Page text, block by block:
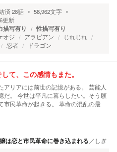
済28話 58,962文字
更新
描写有り 性描写有り
オジ アラビアン
じれじれ
忍者 ドラゴン
て、この感情もまた。
アリアには前世の記憶がある。 芸能人
だ。 今世は平凡に暮らしたい。そう願
市民革命が起きる。 革命の混乱の最
は恋と市民革命に巻き込まれる ／ しぎ